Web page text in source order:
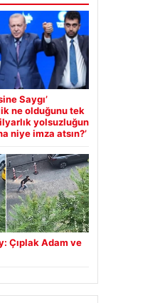
Saygı’
ne olduğunu tek
yolsuzluğun
niye imza atsın?’
Çıplak Adam ve